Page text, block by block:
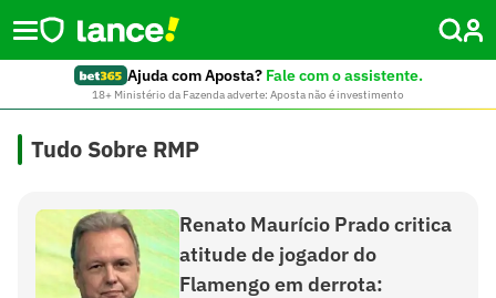
Ajuda com Aposta? Fale com o assistente.
18+ Ministério da Fazenda adverte: Aposta não é investimento
Tudo Sobre RMP
Renato Maurício Prado critica
atitude de jogador do
Flamengo em derrota: